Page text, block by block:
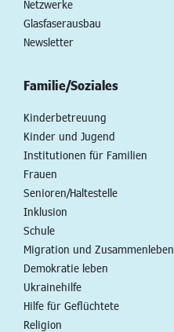
Netzwerke
Glasfaserausbau
Newsletter
Familie/Soziales
Kinderbetreuung
Kinder und Jugend
Institutionen für Familien
Frauen
Senioren/Haltestelle
Inklusion
Schule
Migration und Zusammenleben
Demokratie leben
Ukrainehilfe
Hilfe für Geflüchtete
Religion